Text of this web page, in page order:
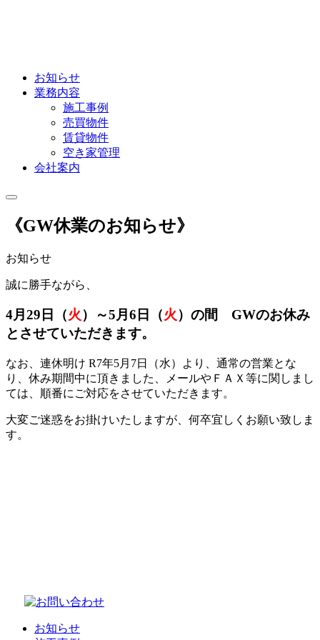
お知らせ
業務内容
施工事例
売買物件
賃貸物件
空き家管理
会社案内
《GW休業のお知らせ》
お知らせ
誠に勝手ながら、
4月29日（火 ）～5月6日（火 ）の間 GWのお休み
とさせていただきます。
なお、連休明け R7年5月7日（水）より、通常の営業とな
り、休み期間中に頂きました、メールやＦＡＸ等に関しまし
ては、順番にご対応をさせていただきます。
大変ご迷惑をお掛けいたしますが、何卒宜しくお願い致しま
す。
お知らせ